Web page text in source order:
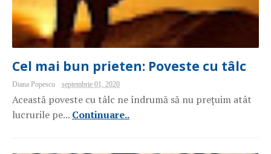
Cel mai bun prieten: Poveste cu tâlc
Diana Popescu septembrie 01, 2020
Această poveste cu tâlc ne îndrumă să nu prețuim atât
lucrurile pe... Continuare..